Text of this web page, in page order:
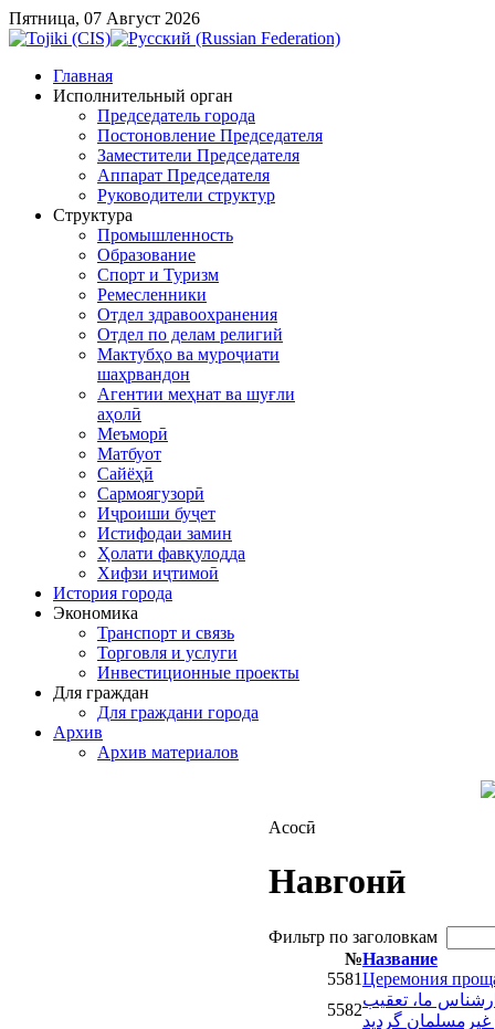
Пятница, 07 Август 2026
Главная
Исполнительный орган
Председатель города
Постоновление Председателя
Заместители Председателя
Аппарат Председателя
Руководители структур
Структура
Промышленность
Образование
Спорт и Туризм
Ремесленники
Отдел здравоохранения
Отдел по делам религий
Мактубҳо ва муроҷиати
шаҳрвандон
Агентии меҳнат ва шуғли
аҳолӣ
Меъморӣ
Матбуот
Сайёҳӣ
Сармоягузорӣ
Иҷроиши буҷет
Истифодаи замин
Ҳолати фавқулодда
Хифзи иҷтимоӣ
История города
Экономика
Транспорт и связь
Торговля и услуги
Инвестиционные проекты
Для граждан
Для граждани города
Архив
Архив материалов
Асосӣ
Навгонӣ
Фильтр по заголовкам
№Название
5581Церемония
5582
ما، تعقیب